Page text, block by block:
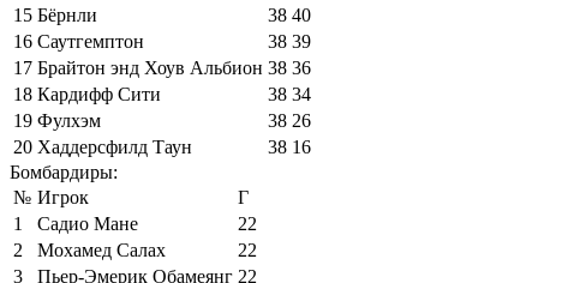
15 Бёрнли 38 40
16 Саутгемптон 38 39
17 Брайтон энд Хоув Альбион 38 36
18 Кардифф Сити 38 34
19 Фулхэм 38 26
20 Хаддерсфилд Таун 38 16
Бомбардиры:
№ Игрок
Г
1
Садио Мане
22
2
Мохамед Салах
22
3
Пьер-Эмерик Обамеянг 22